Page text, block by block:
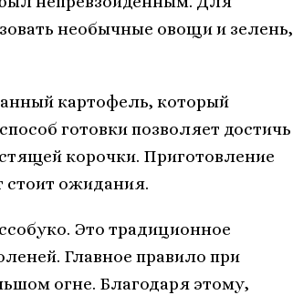
необычные овощи и зелень,
картофель, который
готовки позволяет достичь
корочки. Приготовление
стоит ожидания.
Это традиционное
Главное правило при
огне. Благодаря этому,